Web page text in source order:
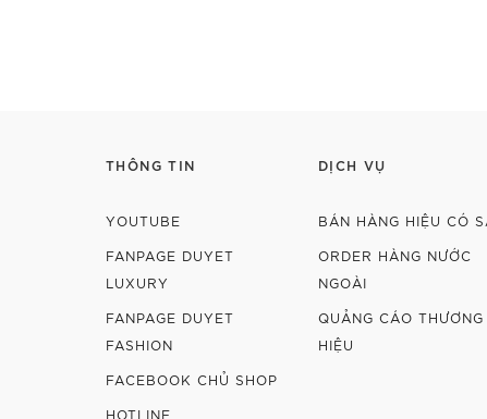
THÔNG TIN
YOUTUBE
FANPAGE DUYET
LUXURY
FANPAGE DUYET
FASHION
FACEBOOK CHỦ SHOP
HOTLINE
DỊCH VỤ
BÁN HÀNG HIỆU CÓ
ORDER HÀNG NƯỚC
NGOÀI
QUẢNG CÁO THƯƠNG
HIỆU